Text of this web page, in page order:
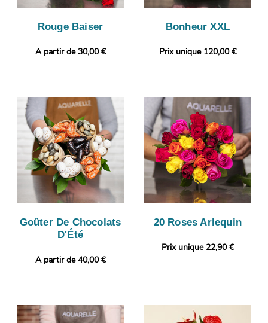
Rouge Baiser
A partir de 30,00 €
Bonheur XXL
Prix unique 120,00 €
Goûter De Chocolats
D'Été
A partir de 40,00 €
20 Roses Arlequin
Prix unique 22,90 €